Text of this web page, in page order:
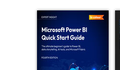
13. Pre-Processing
14. In-Processing
15. Choosing the Right
Summary
16. Choosing the Right